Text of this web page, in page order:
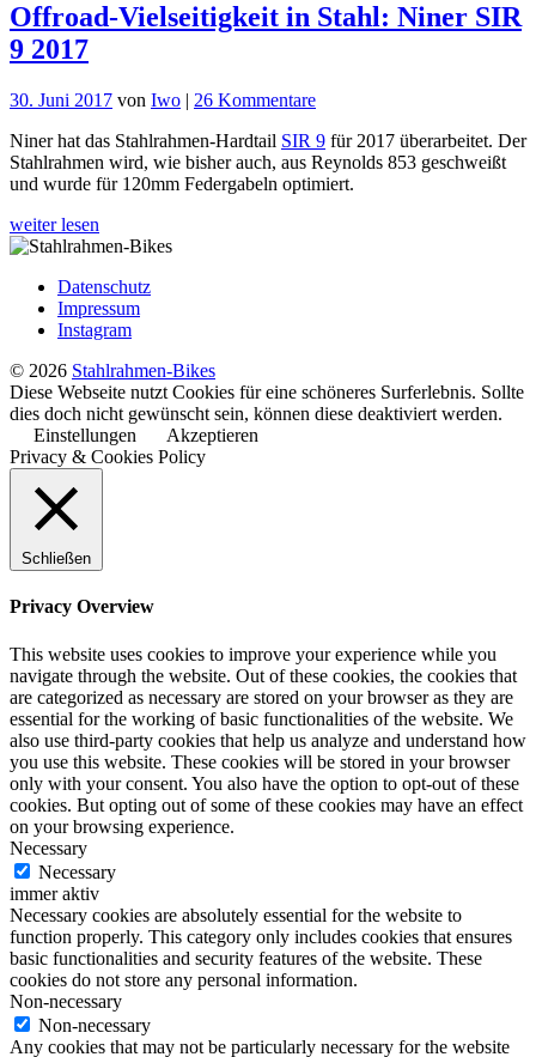
Offroad-Vielseitigkeit in Stahl: Niner SIR
9 2017
30. Juni 2017 von Iwo | 26 Kommentarezu
Vielseitigkeit
in
Stahl:
Niner hat das Stahlrahmen-Hardtail SIR 9 für 2017 überarbeitet. Der
Stahlrahmen wird, wie bisher auch, aus Reynolds 853 geschweißt
und wurde für 120mm Federgabeln optimiert.
weiter lesen
Datenschutz
Impressum
Instagram
© 2026 Stahlrahmen-Bikes
Diese Webseite nutzt Cookies für eine schöneres Surferlebnis. Sollte
dies doch nicht gewünscht sein, können diese deaktiviert werden.
Einstellungen
Akzeptieren
Privacy & Cookies Policy
Schließen
Privacy Overview
This website uses cookies to improve your experience while you
navigate through the website. Out of these cookies, the cookies that
are categorized as necessary are stored on your browser as they are
essential for the working of basic functionalities of the website. We
also use third-party cookies that help us analyze and understand how
you use this website. These cookies will be stored in your browser
only with your consent. You also have the option to opt-out of these
cookies. But opting out of some of these cookies may have an effect
on your browsing experience.
Necessary
Necessary
immer aktiv
Necessary cookies are absolutely essential for the website to
function properly. This category only includes cookies that ensures
basic functionalities and security features of the website. These
cookies do not store any personal information.
Non-necessary
Non-necessary
Any cookies that may not be particularly necessary for the website